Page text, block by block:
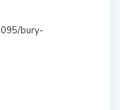
bury-